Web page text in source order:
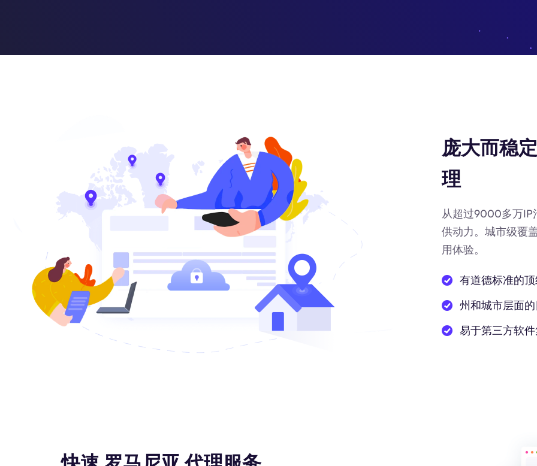
庞大而稳
理
从超过9000多万IP
供动力。城市级覆
用体验。
有道德标准的
州和城市层面
易于第三方软